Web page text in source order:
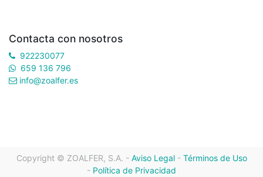
Contacta con nosotros
922230077
659 136 796
info@zoalfer.es
Copyright © ZOALFER, S.A. - Aviso Legal - Términos de Uso
- Política de Privacidad